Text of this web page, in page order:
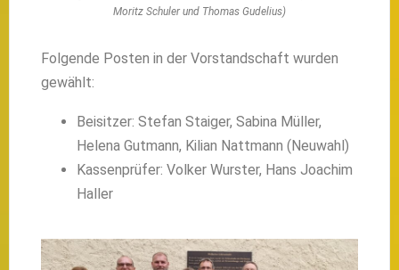
Moritz Schuler und Thomas Gudelius)
Folgende Posten in der Vorstandschaft wurden
gewählt:
Beisitzer: Stefan Staiger, Sabina Müller,
Helena Gutmann, Kilian Nattmann (Neuwahl)
Kassenprüfer: Volker Wurster, Hans Joachim
Haller